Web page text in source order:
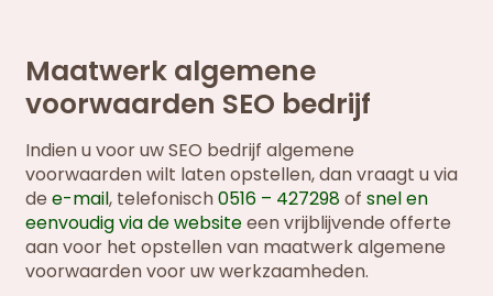
Maatwerk algemene
voorwaarden SEO bedrijf
Indien u voor uw SEO bedrijf algemene
voorwaarden wilt laten opstellen, dan vraagt u via
dee-mail, telefonisch0516 – 427298ofsnel en
eenvoudig via de websiteeen vrijblijvende offerte
aan voor het opstellen van maatwerk algemene
voorwaarden voor uw werkzaamheden.